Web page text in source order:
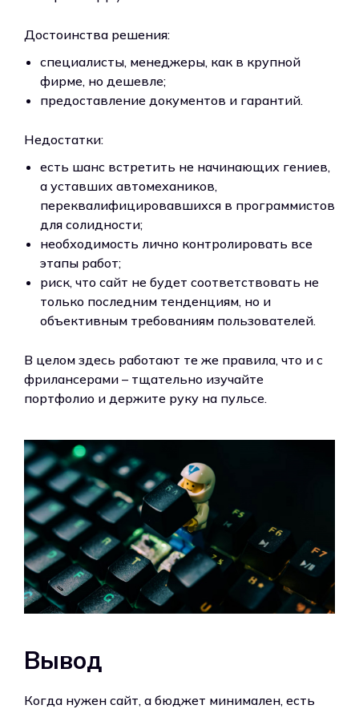
Достоинства решения:
специалисты, менеджеры, как в крупной
фирме, но дешевле;
предоставление документов и гарантий.
Недостатки:
есть шанс встретить не начинающих гениев,
а уставших автомехаников,
переквалифицировавшихся в программистов
для солидности;
необходимость лично контролировать все
этапы работ;
риск, что сайт не будет соответствовать не
только последним тенденциям, но и
объективным требованиям пользователей.
В целом здесь работают те же правила, что и с
фрилансерами – тщательно изучайте
портфолио и держите руку на пульсе.
Вывод
Когда нужен сайт, а бюджет минимален, есть